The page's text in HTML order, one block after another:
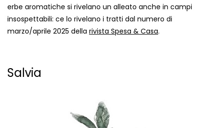
erbe aromatiche si rivelano un alleato anche in campi
insospettabili: ce lo rivelano i tratti dal numero di
marzo/aprile 2025 della rivista Spesa & Casa.
Salvia